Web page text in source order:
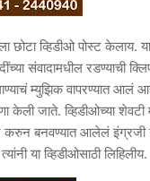
छोटा व्हिडीओ पोस्ट केलाय.
संवादामधील रडण्याची
म्युझिक वापरण्यात आलं
जाते. व्हिडीओच्या शेवटी
करुन बनवण्यात आलेलं इंग्रजी
या व्हिडीओसाठी लिहिलीय.